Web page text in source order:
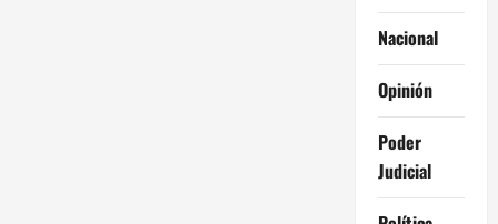
Nacional
Opinión
Poder
Judicial